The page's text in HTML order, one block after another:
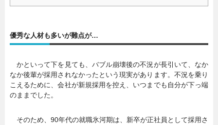
暮らし
連載一覧
優秀な人材も多いが難点が…
かといって下を見ても、バブル崩壊後の不況が長引いて、なか
なか後輩が採用されなかったという現実があります。不況を乗り
こえるために、会社が新規採用を控え、いつまでも自分が下っ端
のままでした。
そのため、90年代の就職氷河期は、新卒が正社員として採用さ